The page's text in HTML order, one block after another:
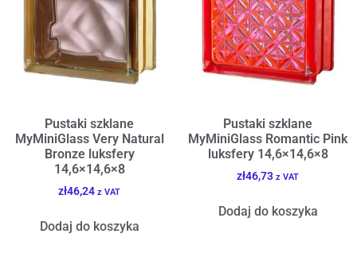
Pustaki szklane
MyMiniGlass Very Natural
Bronze luksfery
14,6×14,6×8
zł46,24 z VAT
Dodaj do koszyka
Pustaki szklane
MyMiniGlass Romantic Pink
luksfery 14,6×14,6×8
zł46,73 z VAT
Dodaj do koszyka